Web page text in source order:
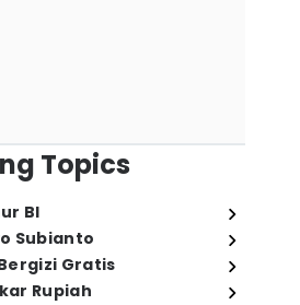
Topics
BI
Subianto
Gratis
Rupiah